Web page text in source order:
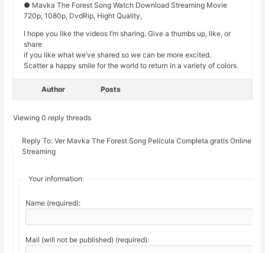
● Mavka The Forest Song Watch Download Streaming Movie
720p, 1080p, DvdRip, Hight Quality,
I hope you like the videos I’m sharing. Give a thumbs up, like, or
share
if you like what we’ve shared so we can be more excited.
Scatter a happy smile for the world to return in a variety of colors.
Author Posts
Viewing 0 reply threads
Reply To: Ver Mavka The Forest Song Película Completa gratis Online
Streaming
Your information:
Name (required):
Mail (will not be published) (required):